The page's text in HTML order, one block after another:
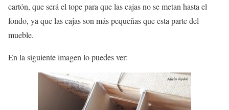
cartón, que será el tope para que las cajas no se metan hasta el
fondo, ya que las cajas son más pequeñas que esta parte del
mueble.
En la siguiente imagen lo puedes ver: